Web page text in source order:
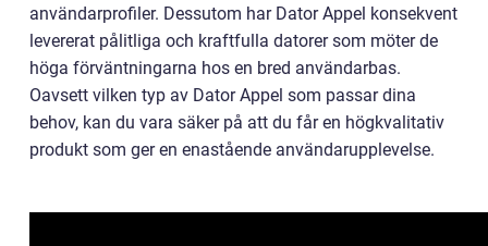
användarprofiler. Dessutom har Dator Appel konsekvent
levererat pålitliga och kraftfulla datorer som möter de
höga förväntningarna hos en bred användarbas.
Oavsett vilken typ av Dator Appel som passar dina
behov, kan du vara säker på att du får en högkvalitativ
produkt som ger en enastående användarupplevelse.